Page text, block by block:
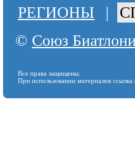
РЕГИОНЫ |
© Союз
Все права защищены.
При использовании материалов ссылка